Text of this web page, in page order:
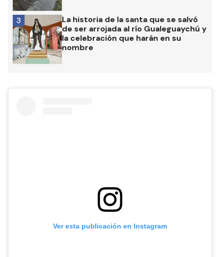
La historia de la santa que se salvó
de ser arrojada al río Gualeguaychú y
la celebración que harán en su
nombre
3
Ver esta publicación en Instagram